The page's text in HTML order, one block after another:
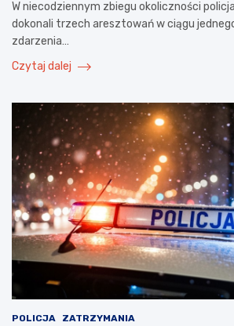
W niecodziennym zbiegu okoliczności
dokonali trzech aresztowań w ciągu
zdarzenia…
Czytaj dalej
POLICJA ZATRZYMANIA